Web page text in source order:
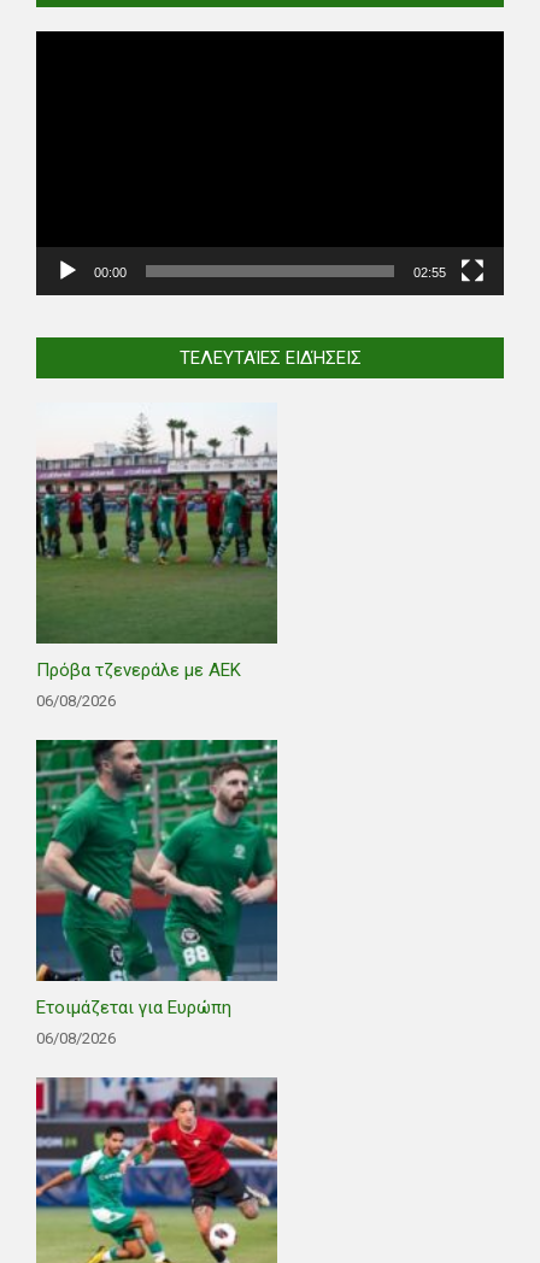
00:00 02:55
ΤΕΛΕΥΤΑΊΕΣ ΕΙΔΉΣΕΙΣ
Πρόβα τζενεράλε με ΑΕΚ
06/08/2026
Ετοιμάζεται για Ευρώπη
06/08/2026